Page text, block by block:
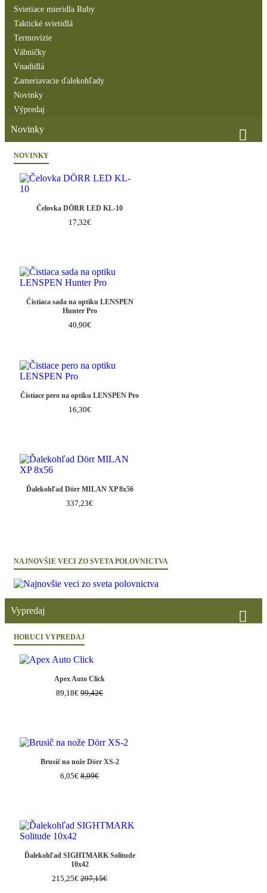
Svietiace mieridla Ruby
Taktické svietidlá
Termovízie
Vábničky
Vnadidlá
Zameriavacie ďalekohľady
Novinky
Výpredaj
Novinky
NOVINKY
Čelovka DÖRR LED KL-10
17,32€
Čistiaca sada na optiku LENSPEN
Hunter Pro
40,90€
Čistiace pero na optiku LENSPEN Pro
16,30€
Ďalekohľad Dörr MILAN XP 8x56
337,23€
NAJNOVŠIE VECI ZO SVETA POLOVNICTVA
Vypredaj
HORUCI VYPREDAJ
Apex Auto Click
89,18€ 99,42€
Brusič na nože Dörr XS-2
6,05€ 8,09€
Ďalekohľad SIGHTMARK Solitude
10x42
215,25€ 297,15€